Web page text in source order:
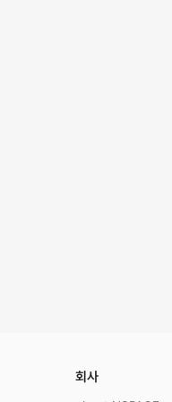
회사